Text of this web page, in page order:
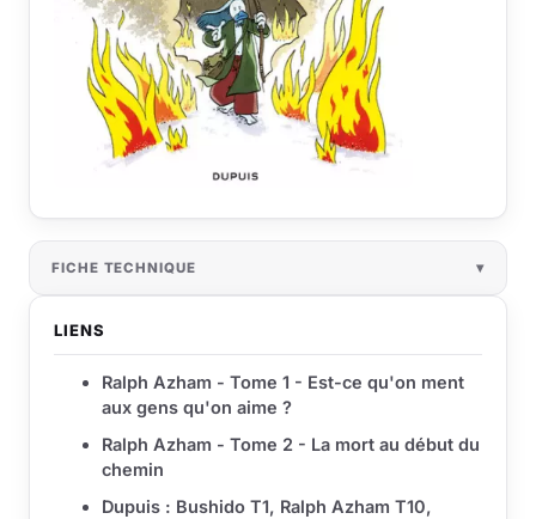
FICHE TECHNIQUE
LIENS
Ralph Azham - Tome 1 - Est-ce qu'on ment
aux gens qu'on aime ?
Ralph Azham - Tome 2 - La mort au début du
chemin
Dupuis : Bushido T1, Ralph Azham T10,